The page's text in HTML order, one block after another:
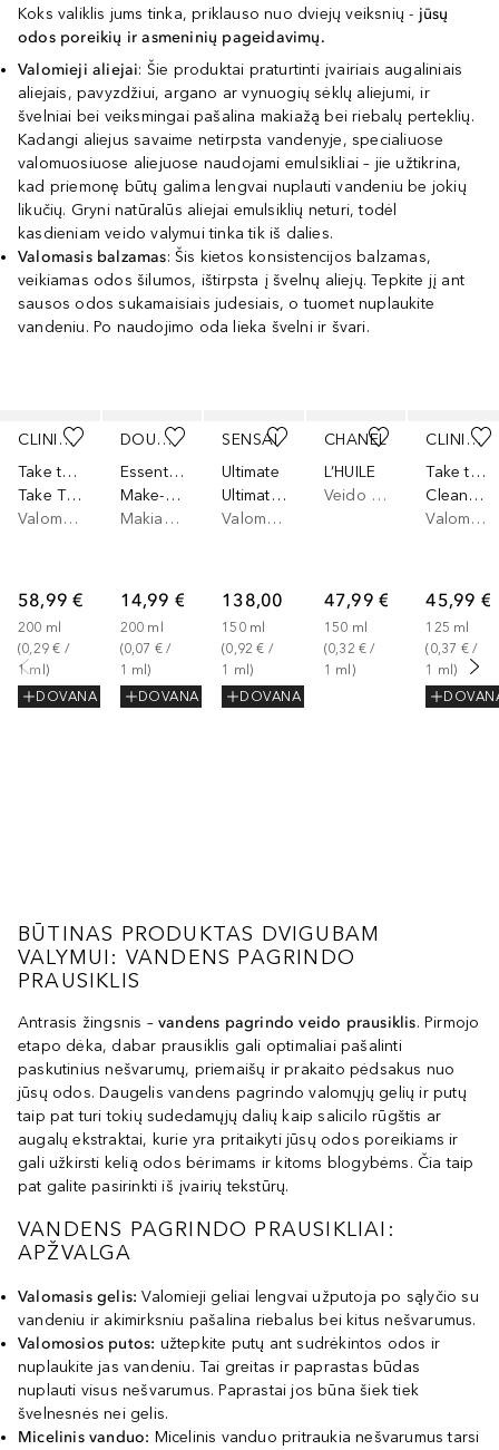
Koks valiklis jums tinka, priklauso nuo dviejų veiksnių - jūsų
odos poreikių ir asmeninių pageidavimų.
Valomieji aliejai: Šie produktai praturtinti įvairiais augaliniais
aliejais, pavyzdžiui, argano ar vynuogių sėklų aliejumi, ir
švelniai bei veiksmingai pašalina makiažą bei riebalų perteklių.
Kadangi aliejus savaime netirpsta vandenyje, specialiuose
valomuosiuose aliejuose naudojami emulsikliai – jie užtikrina,
kad priemonę būtų galima lengvai nuplauti vandeniu be jokių
likučių. Gryni natūralūs aliejai emulsiklių neturi, todėl
kasdieniam veido valymui tinka tik iš dalies.
Valomasis balzamas: Šis kietos konsistencijos balzamas,
veikiamas odos šilumos, ištirpsta į švelnų aliejų. Tepkite jį ant
sausos odos sukamaisiais judesiais, o tuomet nuplaukite
vandeniu. Po naudojimo oda lieka švelni ir švari.
CLINIQUE
Take the Day off
Take The Day Off Cleansing Oil
Valomasis veido aliejus
58,99 €
200 ml
(0,29 € /
1 ml )
DOVANA
DOUGLAS COLLECTION
Essential
Make-Up Removing Oil
Makiažo valiklis
14,99 €
200 ml
(0,07 € /
1 ml)
DOVANA
SENSAI
Ultimate
Ultimate The Cleaning Oil
Valomasis veido aliejus
138,00 €
150 ml
(0,92 € /
1
ml )
DOVANA
CHANEL
L’HUILE
Veido aliejus
47,99 €
150 ml
(0,32 € /
1 ml )
CLINIQUE
Take the Day off
Cleansing Balm
Valomasis veido kremas
45,99 €
125 ml
(0,37 € /
1
ml)
BŪTINAS PRODUKTAS DVIGUBAM
VALYMUI: VANDENS PAGRINDO
PRAUSIKLIS
Antrasis žingsnis – vandens pagrindo veido prausiklis. Pirmojo
etapo dėka, dabar prausiklis gali optimaliai pašalinti
paskutinius nešvarumų, priemaišų ir prakaito pėdsakus nuo
jūsų odos. Daugelis vandens pagrindo valomųjų gelių ir putų
taip pat turi tokių sudedamųjų dalių kaip salicilo rūgštis ar
augalų ekstraktai, kurie yra pritaikyti jūsų odos poreikiams ir
gali užkirsti kelią odos bėrimams ir kitoms blogybėms. Čia taip
pat galite pasirinkti iš įvairių tekstūrų.
VANDENS PAGRINDO PRAUSIKLIAI:
APŽVALGA
Valomasis gelis: Valomieji geliai lengvai užputoja po sąlyčio su
vandeniu ir akimirksniu pašalina riebalus bei kitus nešvarumus.
Valomosios putos: užtepkite putų ant sudrėkintos odos ir
nuplaukite jas vandeniu. Tai greitas ir paprastas būdas
nuplauti visus nešvarumus. Paprastai jos būna šiek tiek
švelnesnės nei gelis.
Micelinis vanduo: Micelinis vanduo pritraukia nešvarumus tarsi